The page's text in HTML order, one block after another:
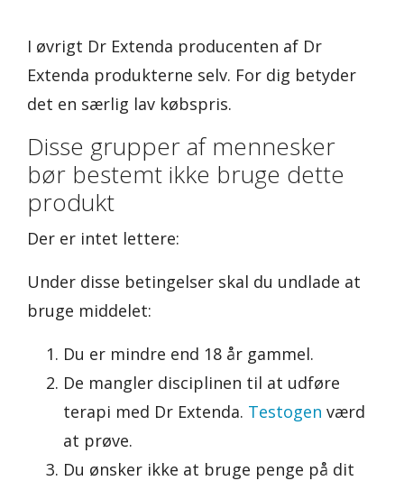
I øvrigt Dr Extenda producenten af Dr
Extenda produkterne selv. For dig betyder
det en særlig lav købspris.
Disse grupper af mennesker
bør bestemt ikke bruge dette
produkt
Der er intet lettere:
Under disse betingelser skal du undlade at
bruge middelet:
Du er mindre end 18 år gammel.
De mangler disciplinen til at udføre
terapi med Dr Extenda. Testogen værd
at prøve.
Du ønsker ikke at bruge penge på dit